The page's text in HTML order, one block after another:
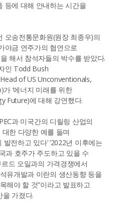
등에 대해 안내하는 시간을
오송전통문화원(원장 최종우)의
야금 연주가의 협연으로
해서 참석자들의 박수를 받았다.
인 Todd Bush
of US Unconventionals,
‘에너지 미래를 위한
Future)에 대해 강연했다.
과 미국간의 디릴링 산업의
대한 다양한 예를 들며
전하고 있다’ ‘2022년 이후에는
과 호주가 주도하고 있을 수
르드 오일과의 가격경쟁에서
유개발과 이란의 생산동향 등을
해야 할 것”이라고 발표하고
을 가졌다.